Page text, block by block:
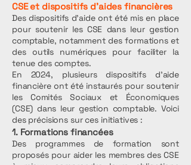
CSE et dispositifs d'aides financières
Des dispositifs d’aide ont été mis en place
pour soutenir les CSE dans leur gestion
comptable, notamment des formations et
des outils numériques pour faciliter la
tenue des comptes.
En 2024, plusieurs dispositifs d'aide
financière ont été instaurés pour soutenir
les Comités Sociaux et Économiques
(CSE) dans leur gestion comptable. Voici
des précisions sur ces initiatives :
1. Formations financées
Des programmes de formation sont
proposés pour aider les membres des CSE